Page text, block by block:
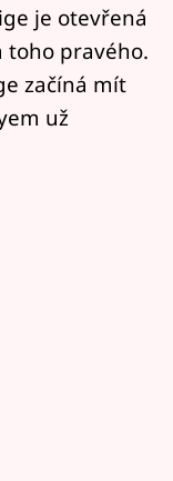
je otevřená
toho pravého.
začíná mít
už